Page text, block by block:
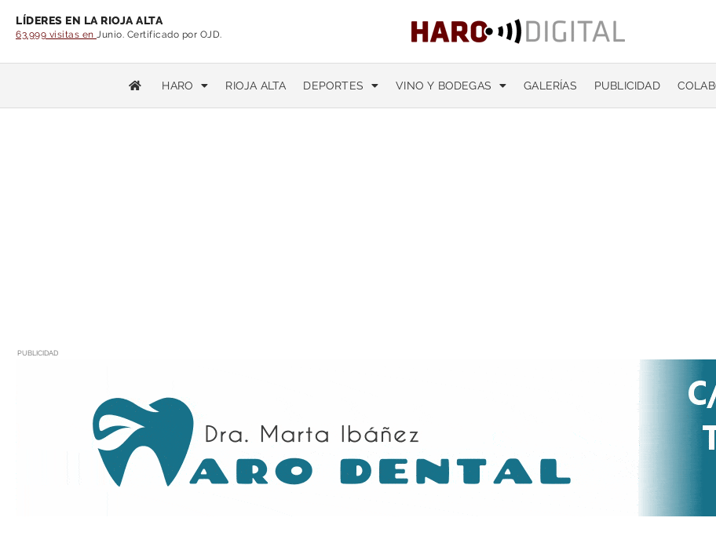
LÍDERES EN LA RIOJA ALTA
63.999 visitas en Junio. Certificado por OJD.
HARO RIOJA ALTA DEPORTES VINO Y BODEGAS GALERÍAS PUBLICIDAD
PUBLICIDAD
Estás leyendo : Inauguado el belén monumental de Logroño, que estará abierto hasta el 8 de enero